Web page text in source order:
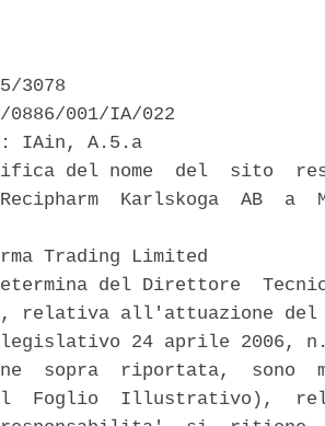
3078
0886/001/IA/022
IAin, A.5.a
del nome  del  sito
Karlskoga  AB  a
Trading Limited
del Direttore
relativa all'attuazione del
24 aprile 2006,
sopra  riportata,  sono
Foglio  Illustrativo),